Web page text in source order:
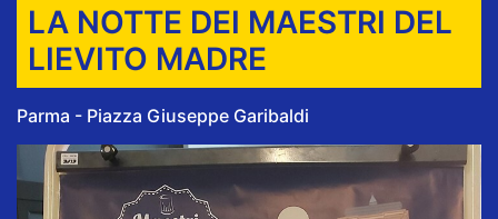
LA NOTTE DEI MAESTRI DEL
LIEVITO MADRE
Parma - Piazza Giuseppe Garibaldi